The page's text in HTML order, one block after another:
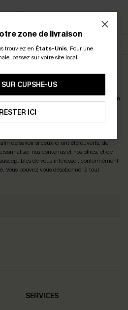
zone de livraison
trouviez en États-Unis. Pour une
passez sur votre site local.
CUPSHE-US
RESTER ICI
LE CODE
de-15% DÈS 2 ACHETÉS & -25% DÈS 4
En
acceptez de recevoir des e-mails
par l'IA) de Cupshe et reconnaissez
& Conditions. Nous pouvons utiliser les
que des technologies de suivi, telles que
de savoir si ceux-ci ont été ouverts, de
nos contenus et nos offres, et de
de vous intéresser, conformément
. Vous pouvez vous désabonner à tout
SERVICES